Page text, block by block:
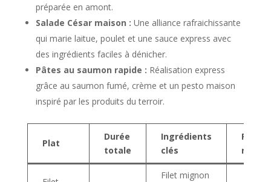
préparée en amont.
Salade César maison : Une alliance rafraichissante
qui marie laitue, poulet et une sauce express avec
des ingrédients faciles à dénicher.
Pâtes au saumon rapide : Réalisation express
grâce au saumon fumé, crème et un pesto maison
inspiré par les produits du terroir.
Plat
Durée
totale
Ingrédients
clés
Filet mignon